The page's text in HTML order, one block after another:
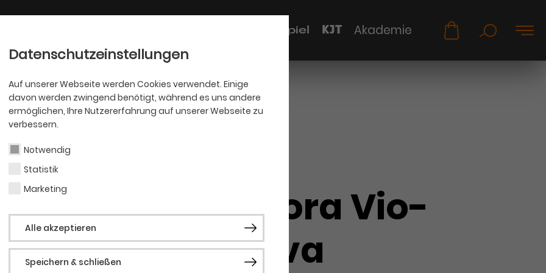
Datenschutzeinstellungen
Auf unserer Webseite werden Cookies verwendet. Einige
davon werden zwingend benötigt, während es uns andere
ermöglichen, Ihre Nutzererfahrung auf unserer Webseite zu
verbessern.
Notwendig
Statistik
Marketing
Alle akzeptieren
Speichern & schließen
Schauspiel KJT Akademie
Eleonora Vio-
Genova